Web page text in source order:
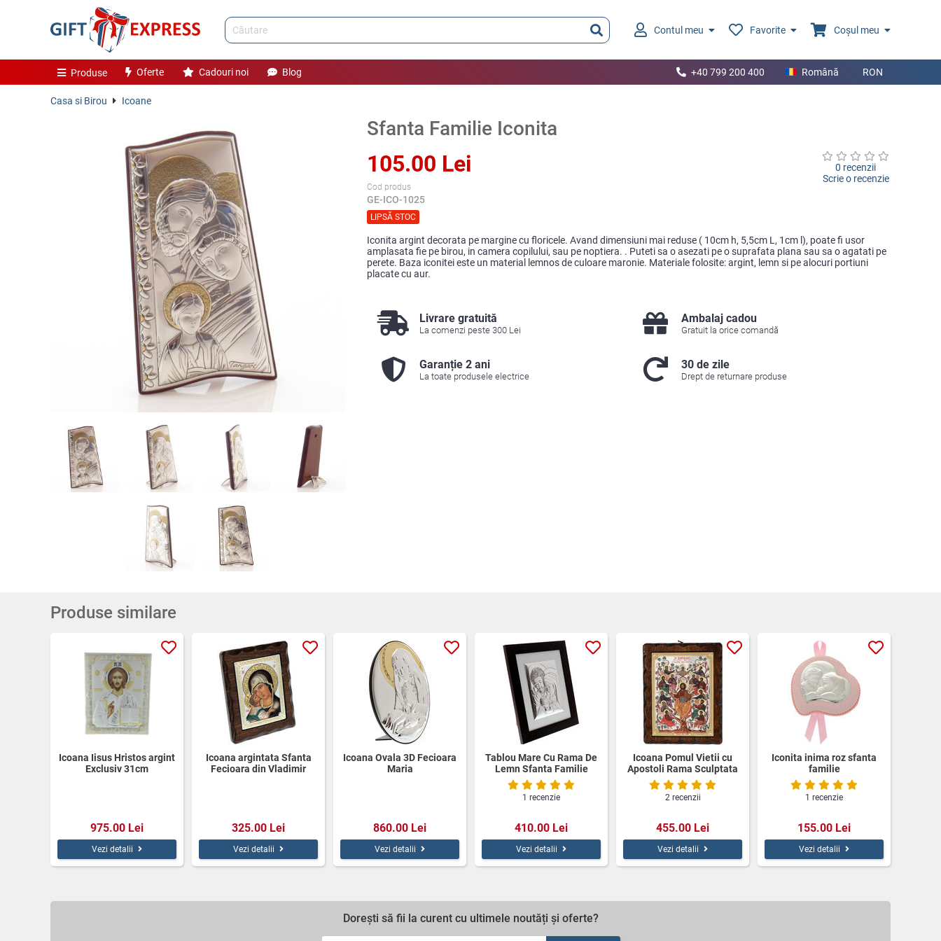
Contul meu Favorite Coșul meu
Produse Oferte Cadouri noi Blog +40 799 200 400 Română RON
Casa si Birou Icoane
Sfanta Familie Iconita
105.00 Lei
Cod produs
GE-ICO-1025
LIPSĂ STOC
0 recenzii
Scrie o recenzie
Iconita argint decorata pe margine cu floricele. Avand dimensiuni mai reduse ( 10cm h, 5,5cm L, 1cm l), poate fi usor
amplasata fie pe birou, in camera copilului, sau pe noptiera. . Puteti sa o asezati pe o suprafata plana sau sa o agatati pe
perete. Baza iconitei este un material lemnos de culoare maronie. Materiale folosite: argint, lemn si pe alocuri portiuni
placate cu aur.
Livrare gratuită
La comenzi peste 300 Lei
Ambalaj cadou
Gratuit la orice comandă
Garanție 2 ani
La toate produsele electrice
30 de zile
Drept de returnare produse
Produse similare
Icoana Iisus Hristos argint
Exclusiv 31cm
975.00 Lei
Vezi detalii
Icoana argintata Sfanta
Fecioara din Vladimir
325.00 Lei
Vezi detalii
Icoana Ovala 3D Fecioara
Maria
860.00 Lei
Vezi detalii
Tablou Mare Cu Rama De
Lemn Sfanta Familie
1 recenzie
410.00 Lei
Vezi detalii
Icoana Pomul Vietii cu
Apostoli Rama Sculptata
2 recenzii
455.00 Lei
Vezi detalii
Iconita inima roz sfanta
familie
1 recenzie
155.00 Lei
Vezi detalii
Dorești să fii la curent cu ultimele noutăți și oferte?